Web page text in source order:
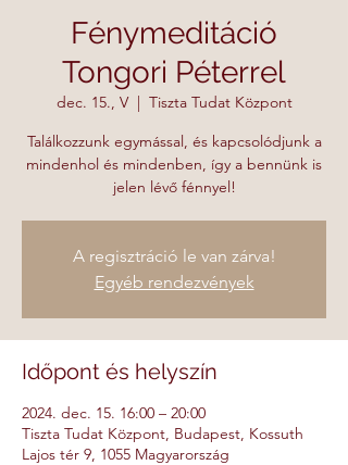
Fénymeditáció
Tongori Péterrel
dec. 15., V
  |
Tiszta Tudat Központ
Találkozzunk egymással, és kapcsolódjunk a
mindenhol és mindenben, így a bennünk is
jelen lévő fénnyel!
A regisztráció le van zárva!
Egyéb rendezvények
Időpont és helyszín
2024. dec. 15. 16:00 – 20:00
Tiszta Tudat Központ, Budapest, Kossuth
Lajos tér 9, 1055 Magyarország